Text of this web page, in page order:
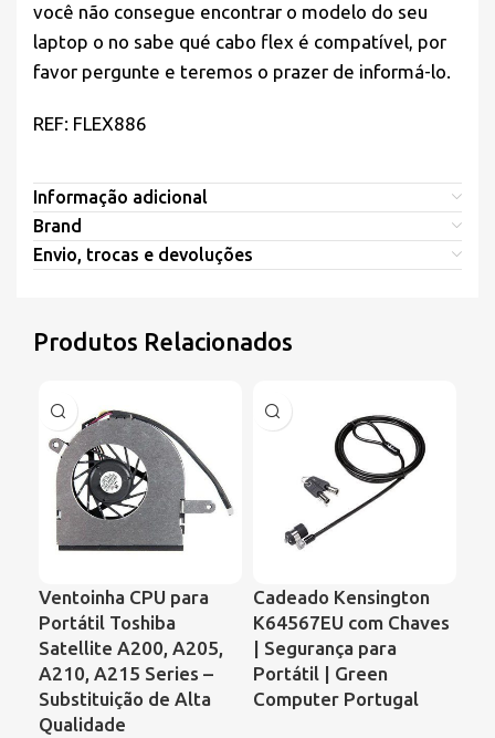
você não consegue encontrar o modelo do seu
laptop o no sabe qué cabo flex é compatível, por
favor pergunte e teremos o prazer de informá-lo.
REF: FLEX886
Informação adicional
Brand
Envio, trocas e devoluções
Produtos Relacionados
Ventoinha CPU para
Portátil Toshiba
Satellite A200, A205,
A210, A215 Series –
Substituição de Alta
Qualidade
Cadeado Kensington
K64567EU com Chaves
| Segurança para
Portátil | Green
Computer Portugal